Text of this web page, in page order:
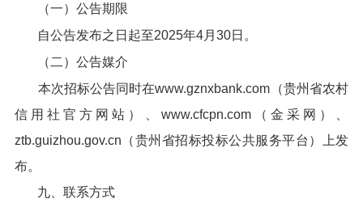
（一）公告期限
自公告发布之日起至2025年4月30日。
（二）公告媒介
本次招标公告同时在www.gznxbank.com（贵州省农村
信用社官方网站）、www.cfcpn.com（金采网）、
ztb.guizhou.gov.cn（贵州省招标投标公共服务平台）上发
布。
九、联系方式